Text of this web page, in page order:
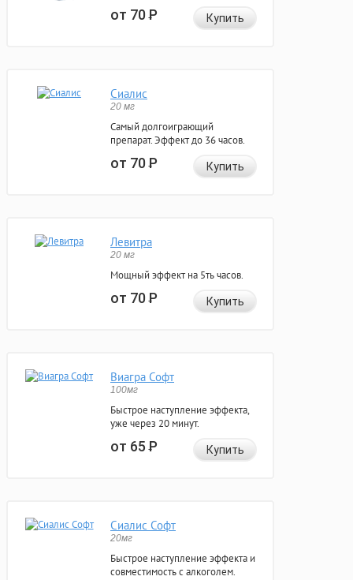
от 70Р Купить
Сиалис
20 мг
Самый долгоиграющий
препарат. Эффект до 36 часов.
от 70Р Купить
Левитра
20 мг
Мощный эффект на 5ть часов.
от 70Р Купить
Виагра Софт
100мг
Быстрое наступление эффекта,
уже через 20 минут.
от 65Р Купить
Сиалис Софт
20мг
Быстрое наступление эффекта и
совместимость с алкоголем.